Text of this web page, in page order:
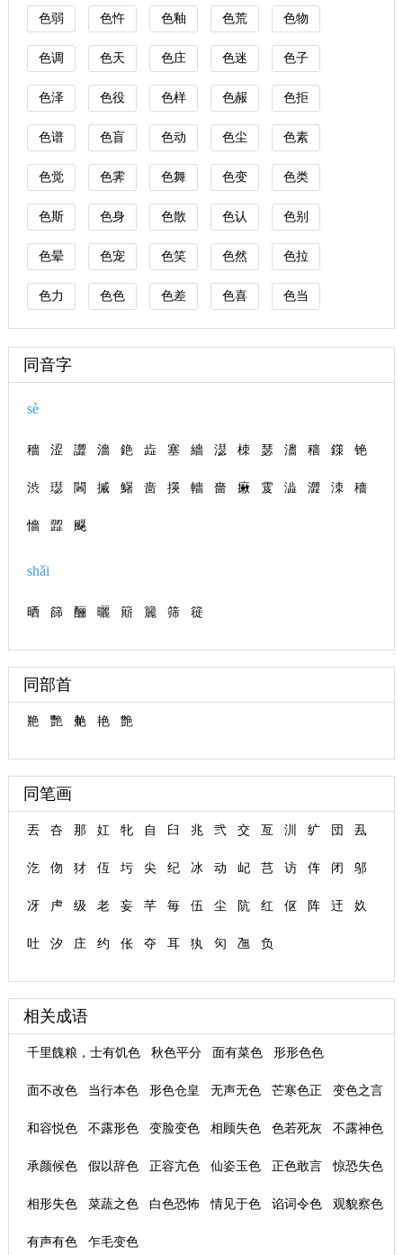
色弱 色忤 色釉 色荒 色物
色调 色天 色庄 色迷 色子
色泽 色役 色样 色赧 色拒
色谱 色盲 色动 色尘 色素
色觉 色霁 色舞 色变 色类
色斯 色身 色散 色认 色别
色晕 色宠 色笑 色然 色拉
色力 色色 色差 色喜 色当
同音字
sè
穡 涩 譅 濇 銫 歮 塞 繬 濏 栜 瑟 瀒 穑 鏼 铯
渋 璱 閪 摵 鱪 啬 擌 轖 嗇 瘷 雭 澁 澀 洓 穯
懎 歰 飋
shǎi
晒 篩 酾 曬 簛 籭 筛 簁
同部首
艵 艷 艴 艳 艶
同笔画
丟 夻 那 妅 牝 自 臼 兆 弐 交 亙 汌 纩 団 厾
汔 伆 犲 仾 圬 尖 纪 冰 动 屺 芑 访 伡 闭 邬
冴 虍 级 老 妄 芊 毎 伍 尘 阬 红 伛 阵 迀 奺
吐 汐 庄 约 伥 夺 耳 犱 灳 乪 负
相关成语
千里餽粮，士有饥色 秋色平分 面有菜色 形形色色
面不改色 当行本色 形色仓皇 无声无色 芒寒色正 变色之言
和容悦色 不露形色 变脸变色 相顾失色 色若死灰 不露神色
承颜候色 假以辞色 正容亢色 仙姿玉色 正色敢言 惊恐失色
相形失色 菜蔬之色 白色恐怖 情见于色 谄词令色 观貌察色
有声有色 乍毛变色